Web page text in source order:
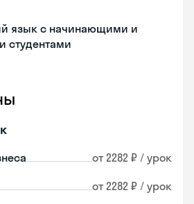
язык с начинающими и
студентами
от 2282 ₽ / урок
от 2282 ₽ / урок